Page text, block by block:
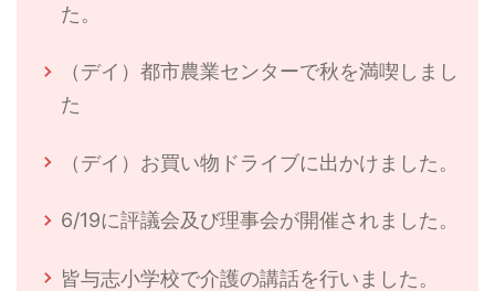
た。
（デイ）都市農業センターで秋を満喫しまし
た
（デイ）お買い物ドライブに出かけました。
6/19に評議会及び理事会が開催されました。
皆与志小学校で介護の講話を行いました。